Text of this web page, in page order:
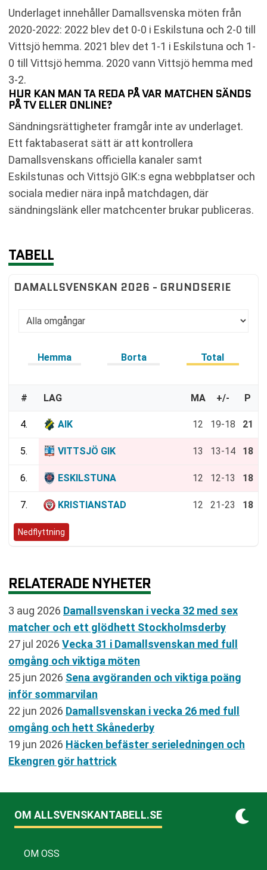
Underlaget innehåller Damallsvenska möten från
2020-2022: 2022 blev det 0-0 i Eskilstuna och 2-0 till
Vittsjö hemma. 2021 blev det 1-1 i Eskilstuna och 1-
0 till Vittsjö hemma. 2020 vann Vittsjö hemma med
3-2.
HUR KAN MAN TA REDA PÅ VAR MATCHEN SÄNDS
PÅ TV ELLER ONLINE?
Sändningsrättigheter framgår inte av underlaget.
Ett faktabaserat sätt är att kontrollera
Damallsvenskans officiella kanaler samt
Eskilstunas och Vittsjö GIK:s egna webbplatser och
sociala medier nära inpå matchdagen, där
sändningslänk eller matchcenter brukar publiceras.
TABELL
DAMALLSVENSKAN 2026 - GRUNDSERIE
Hemma Borta Total
# LAG MA +/- P
4. AIK 12 19-18 21
5. VITTSJÖ GIK 13 13-14 18
6. ESKILSTUNA 12 12-13 18
7. KRISTIANSTAD 12 21-23 18
Nedflyttning
RELATERADE NYHETER
3 aug 2026 Damallsvenskan i vecka 32 med sex
matcher och ett glödhett Stockholmsderby
27 jul 2026 Vecka 31 i Damallsvenskan med full
omgång och viktiga möten
25 jun 2026 Sena avgöranden och viktiga poäng
inför sommarvilan
22 jun 2026 Damallsvenskan i vecka 26 med full
omgång och hett Skånederby
19 jun 2026 Häcken befäster serieledningen och
Ekengren gör hattrick
OM ALLSVENSKANTABELL.SE
OM OSS